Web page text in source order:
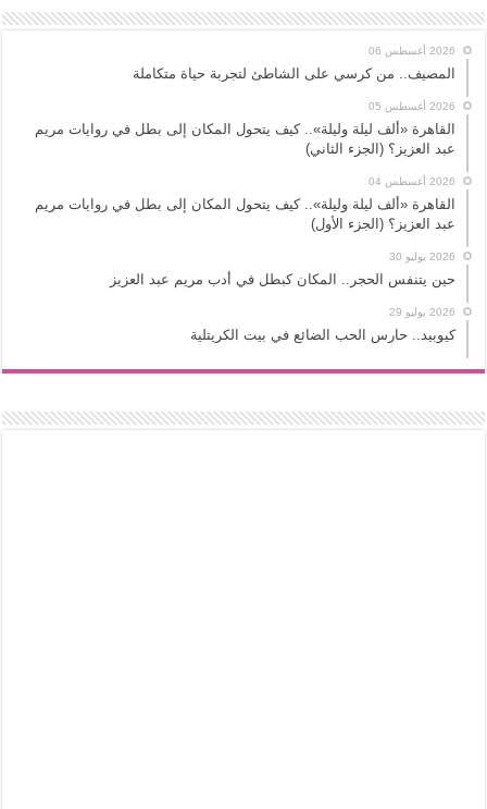
2026 أغسطس 06
المصيف.. من كرسي على الشاطئ لتجربة حياة متكاملة
2026 أغسطس 05
القاهرة «ألف ليلة وليلة».. كيف يتحول المكان إلى بطل في روايات مريم
عبد العزيز؟ (الجزء الثاني)
2026 أغسطس 04
القاهرة «ألف ليلة وليلة».. كيف يتحول المكان إلى بطل في روايات مريم
عبد العزيز؟ (الجزء الأول)
2026 يوليو 30
حين يتنفس الحجر.. المكان كبطل في أدب مريم عبد العزيز
2026 يوليو 29
كيوبيد.. حارس الحب الضائع في بيت الكريتلية